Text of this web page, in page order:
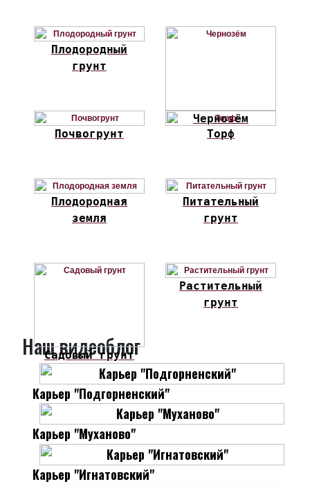
Плодородный
грунт
Чернозём
Почвогрунт
Торф
Плодородная
земля
Питательный
грунт
Садовый грунт
Растительный
грунт
Наш видеоблог
Карьер "Подгорненский"
Карьер "Муханово"
Карьер "Игнатовский"